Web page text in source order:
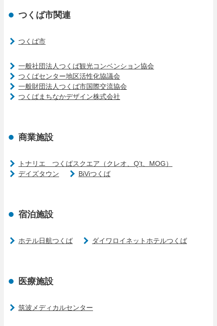
つくば市関連
つくば市
一般社団法人つくば観光コンベンション協会
つくばセンター地区活性化協議会
一般財団法人つくば市国際交流協会
つくばまちなかデザイン株式会社
商業施設
トナリエ つくばスクエア（クレオ、Q’t、MOG）
デイズタウン
BiViつくば
宿泊施設
ホテル日航つくば ダイワロイネットホテルつくば
医療施設
筑波メディカルセンター